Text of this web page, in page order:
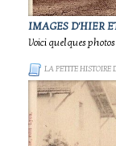
IMAGES D'HIER
Voici quelques
LA PETITE HISTOIRE